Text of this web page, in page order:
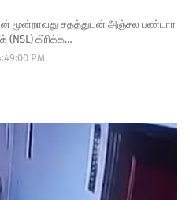
மூன்றாவது சதத்துடன் அஞ்சல பண்டார
கிரிக்க…
PM